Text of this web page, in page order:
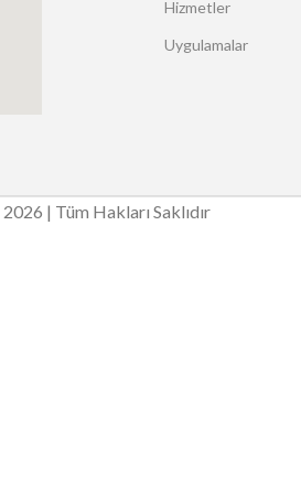
Hizmetler
Uygulamalar
| Tüm Hakları Saklıdır